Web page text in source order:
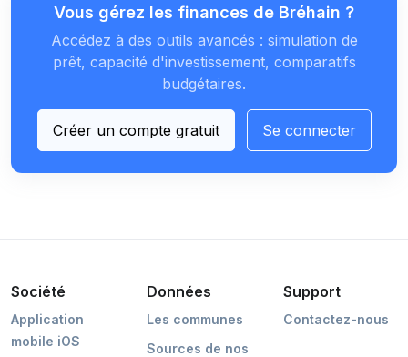
Vous gérez les finances de Bréhain ?
Accédez à des outils avancés : simulation de
prêt, capacité d'investissement, comparatifs
budgétaires.
Créer un compte gratuit Se connecter
Société
Application
mobile iOS
Données
Les communes
Sources de nos
Support
Contactez-nous